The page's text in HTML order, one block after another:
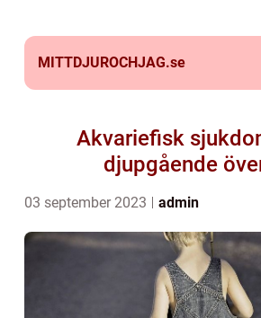
MITTDJUROCHJAG.se
Akvariefisk
djupgående
03 september 2023 admin